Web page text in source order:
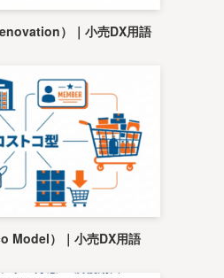
）｜小売DX用語
Model）｜小売DX用語